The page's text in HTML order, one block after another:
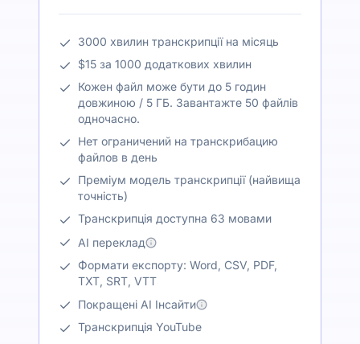
3000 хвилин транскрипції на місяць
$15 за 1000 додаткових хвилин
Кожен файл може бути до 5 годин
довжиною / 5 ГБ. Завантажте 50 файлів
одночасно.
Нет ограничений на транскрибацию
файлов в день
Преміум модель транскрипції (найвища
точність)
Транскрипція доступна 63 мовами
AI переклад
Формати експорту: Word, CSV, PDF,
TXT, SRT, VTT
Покращені AI Інсайти
Транскрипція YouTube